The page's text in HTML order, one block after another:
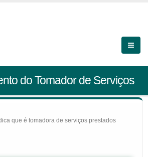
do Tomador de Serviços
que é tomadora de serviços prestados